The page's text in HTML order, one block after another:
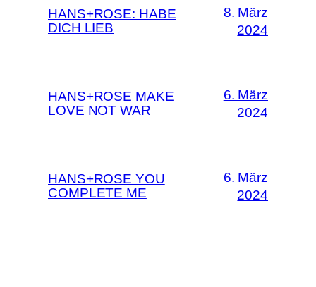
HANS+ROSE: HABE
DICH LIEB
8. März
2024
HANS+ROSE MAKE
LOVE NOT WAR
6. März
2024
HANS+ROSE YOU
COMPLETE ME
6. März
2024